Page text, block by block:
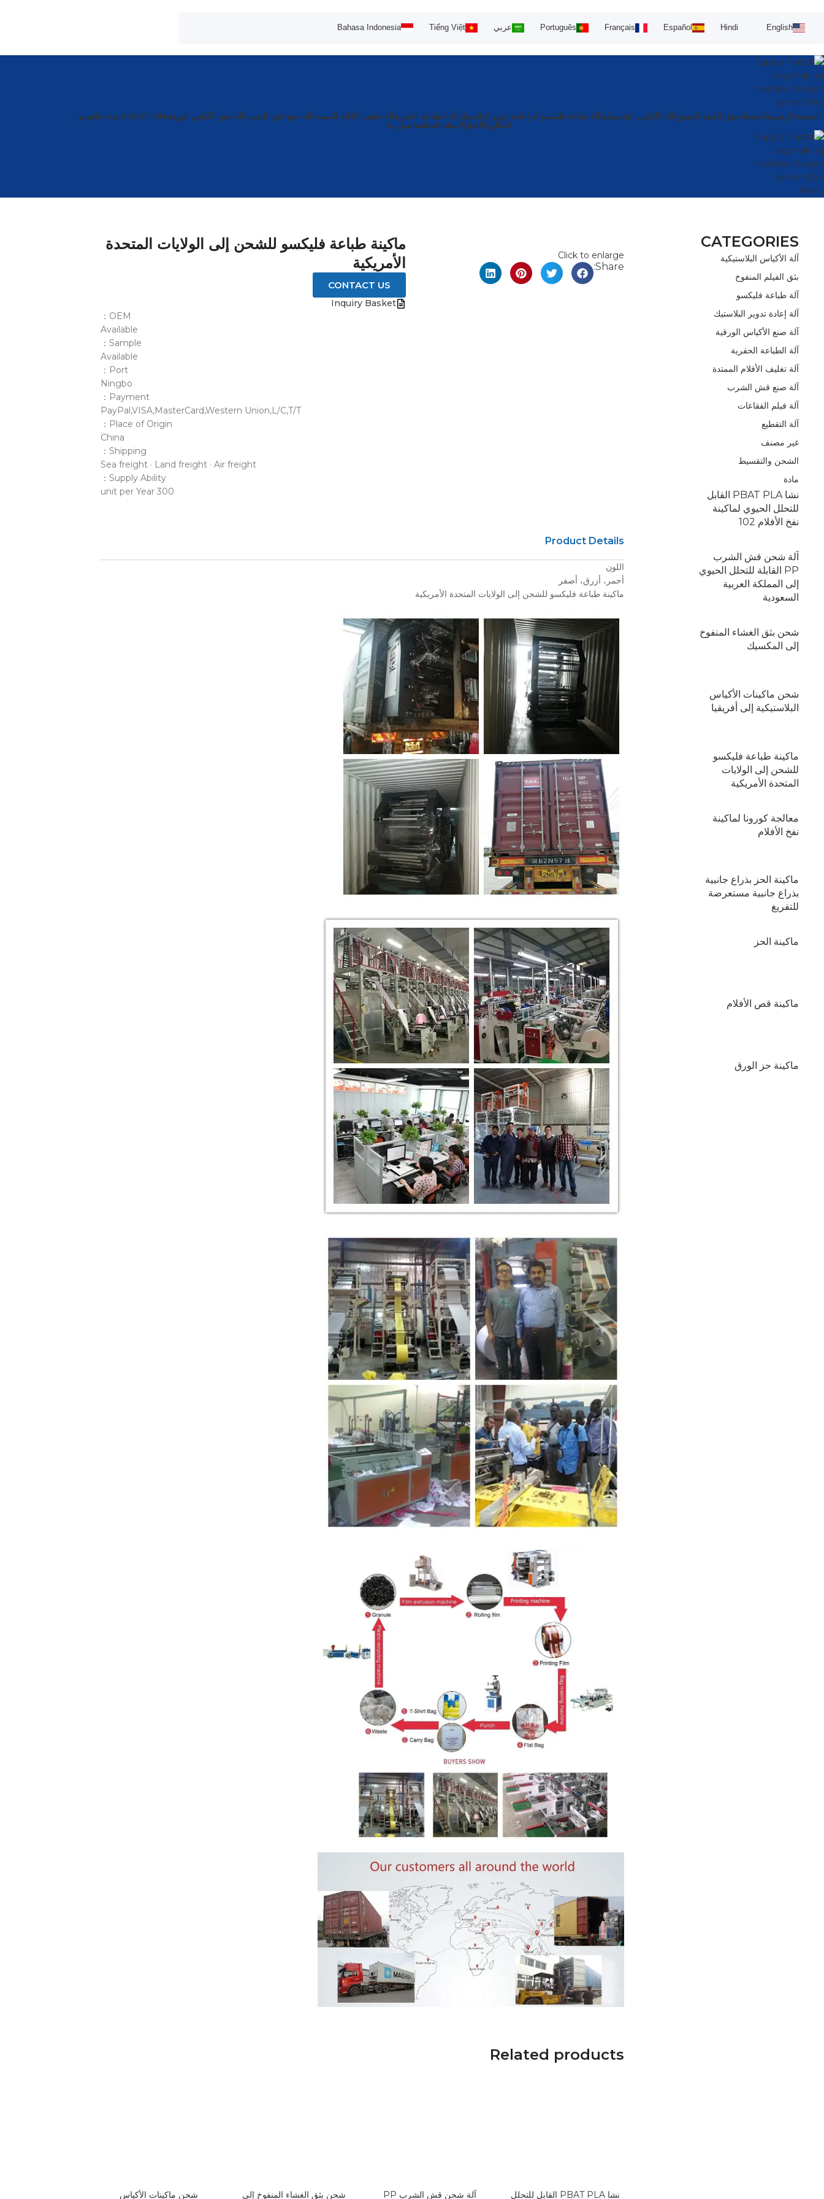
English
Hindi
Español
Français
Português عربي Tiếng Việt
Bahasa Indonesia
الصفحة الرئيسيةالمنتجاتبثق الفيلم المنفوخآلة الأكياس البلاستيكيةآلة طباعة فليكسوآلة إعادة تدوير البلاستيكآلة الطباعة الحفريةآلة تغليف الأفلام الممتدةآلة صنع قش الشربآلة صنع الأكياس الورقيةSOLUTIONنبذة عنافيديو
الكتالوجالأخبار الأسئلة الشائعةاتصل بنا
Menu
CATEGORIES
آلة الأكياس البلاستيكية
بثق الفيلم المنفوخ
آلة طباعة فليكسو
آلة إعادة تدوير البلاستيك
آلة صنع الأكياس الورقية
آلة الطباعة الحفرية
آلة تغليف الأفلام الممتدة
آلة صنع قش الشرب
آلة فيلم الفقاعات
آلة التقطيع
غير مصنف
الشحن والتقسيط
مادة
نشا PBAT PLA القابل
للتحلل الحيوي لماكينة
نفخ الأفلام 102
آلة شحن قش الشرب
PP القابلة للتحلل الحيوي
إلى المملكة العربية
السعودية
شحن بثق الغشاء المنفوخ
إلى المكسيك
شحن ماكينات الأكياس
البلاستيكية إلى أفريقيا
ماكينة طباعة فليكسو
للشحن إلى الولايات
المتحدة الأمريكية
معالجة كورونا لماكينة
نفخ الأفلام
ماكينة الحز بذراع جانبية
بذراع جانبية مستعرضة
للتفريغ
ماكينة الحز
ماكينة قص الأفلام
ماكينة حز الورق
Click to enlarge
Share:
ماكينة طباعة فليكسو للشحن إلى الولايات المتحدة
الأمريكية
CONTACT US
Inquiry Basket
OEM：
Available
Sample：
Available
Port：
Ningbo
Payment：
PayPal,VISA,MasterCard,Western Union,L/C,T/T
Place of Origin：
China
Shipping：
Sea freight · Land freight · Air freight
Supply Ability：
300 unit per Year
Product Details
اللون
أحمر، أزرق، أصفر
ماكينة طباعة فليكسو للشحن إلى الولايات المتحدة الأمريكية
Related products
نشا PBAT PLA القابل للتحلل آلة شحن قش الشرب PP شحن بثق الغشاء المنفوخ إلى شحن ماكينات الأكياس